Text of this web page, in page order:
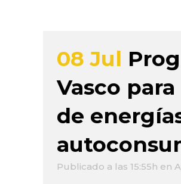
08 Jul
Vasco
de
Publicado a las 15:55h en